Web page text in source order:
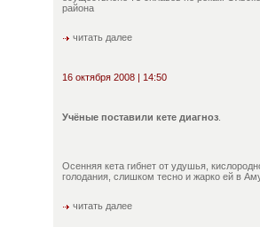
района
читать далее
16 октября 2008 | 14:50
Учёные поставили кете диагноз
Осенняя кета гибнет от удушья,
голодания, слишком тесно и жарко ей в
читать далее